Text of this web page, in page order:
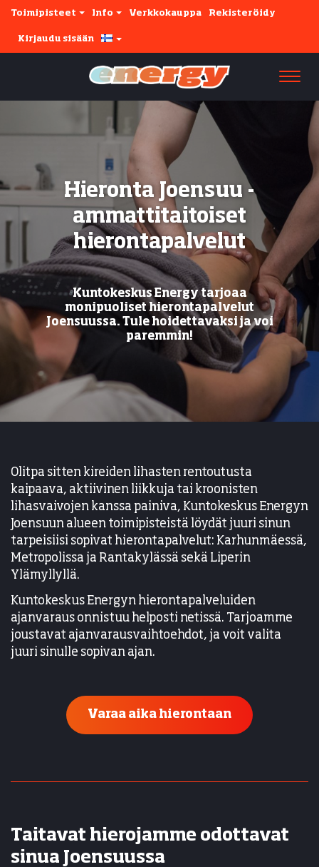
Toimipisteet Info Verkkokauppa Rekisteröidy
Kirjaudu sisään
Hieronta Joensuu -
ammattitaitoiset
hierontapalvelut
Kuntokeskus Energy tarjoaa
monipuoliset hierontapalvelut
Joensuussa. Tule hoidettavaksi ja voi
paremmin!
Olitpa sitten kireiden lihasten rentoutusta
kaipaava, aktiivinen liikkuja tai kroonisten
lihasvaivojen kanssa painiva, Kuntokeskus Energyn
Joensuun alueen toimipisteistä löydät juuri sinun
tarpeisiisi sopivat hierontapalvelut: Karhunmäessä,
Metropolissa ja Rantakylässä sekä Liperin
Ylämyllyllä.
Kuntokeskus Energyn hierontapalveluiden
ajanvaraus onnistuu helposti netissä. Tarjoamme
joustavat ajanvarausvaihtoehdot, ja voit valita
juuri sinulle sopivan ajan.
Varaa aika hierontaan
Taitavat hierojamme odottavat
sinua Joensuussa